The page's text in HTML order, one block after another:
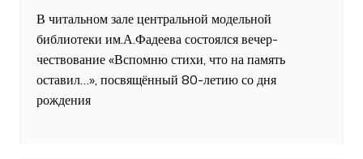
В читальном зале центральной модельной
библиотеки им.А.Фадеева состоялся вечер-
чествование «Вспомню стихи, что на память
оставил…», посвящённый 80-летию со дня
рождения